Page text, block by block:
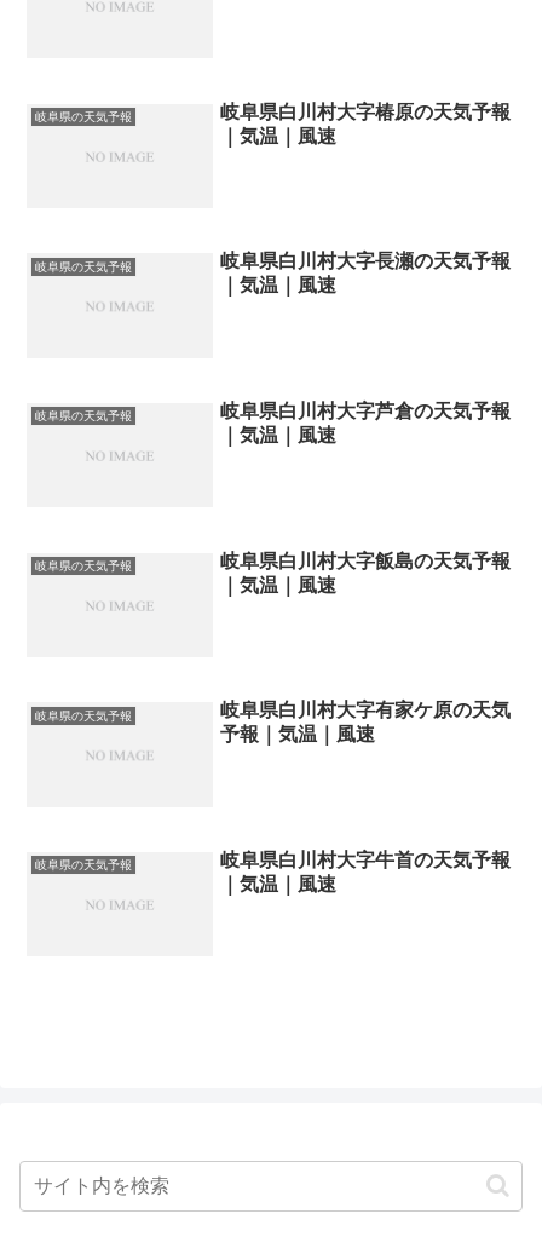
岐阜県の天気予報
岐阜県白川村大字椿原の天気予報
｜気温｜風速
岐阜県の天気予報
岐阜県白川村大字長瀬の天気予報
｜気温｜風速
岐阜県の天気予報
岐阜県白川村大字芦倉の天気予報
｜気温｜風速
岐阜県の天気予報
岐阜県白川村大字飯島の天気予報
｜気温｜風速
岐阜県の天気予報
岐阜県白川村大字有家ケ原の天気
予報｜気温｜風速
岐阜県の天気予報
岐阜県白川村大字牛首の天気予報
｜気温｜風速